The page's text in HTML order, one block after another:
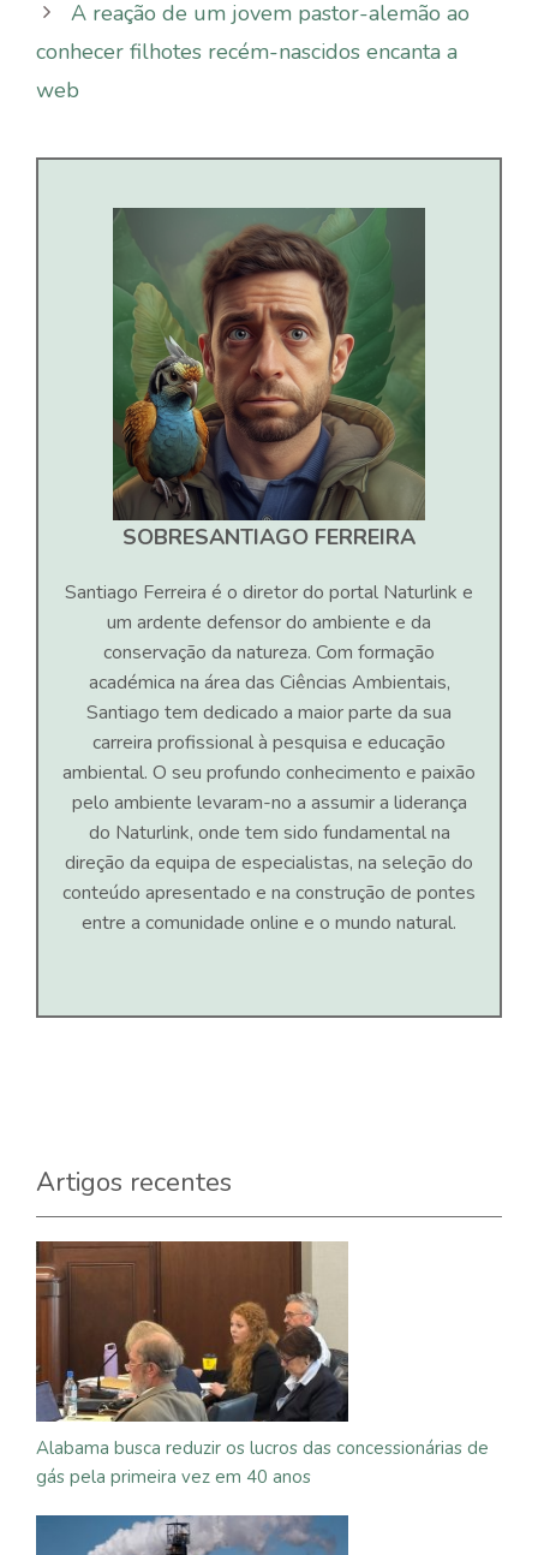
A reação de um jovem pastor-alemão ao
conhecer filhotes recém-nascidos encanta a
web
SOBRESANTIAGO FERREIRA
Santiago Ferreira é o diretor do portal Naturlink e
um ardente defensor do ambiente e da
conservação da natureza. Com formação
académica na área das Ciências Ambientais,
Santiago tem dedicado a maior parte da sua
carreira profissional à pesquisa e educação
ambiental. O seu profundo conhecimento e paixão
pelo ambiente levaram-no a assumir a liderança
do Naturlink, onde tem sido fundamental na
direção da equipa de especialistas, na seleção do
conteúdo apresentado e na construção de pontes
entre a comunidade online e o mundo natural.
Artigos recentes
Alabama busca reduzir os lucros das concessionárias de
gás pela primeira vez em 40 anos